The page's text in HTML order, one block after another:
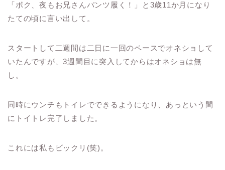
「ボク、夜もお兄さんパンツ履く！」と3歳11か月になり
たての頃に言い出して。
スタートして二週間は二日に一回のペースでオネショして
いたんですが、3週間目に突入してからはオネショは無
し。
同時にウンチもトイレでできるようになり、あっという間
にトイトレ完了しました。
これには私もビックリ(笑)。